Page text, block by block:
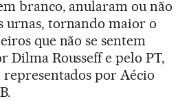
branco, anularam ou não
urnas, tornando maior o
que não se sentem
Dilma Rousseff e pelo PT,
por Aécio